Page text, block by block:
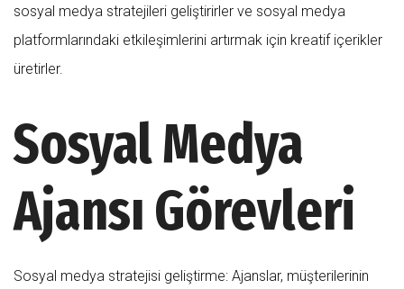
sosyal medya stratejileri geliştirirler ve sosyal medya
platformlarındaki etkileşimlerini artırmak için kreatif içerikler
üretirler.
Sosyal Medya
Ajansı Görevleri
Sosyal medya stratejisi geliştirme: Ajanslar, müşterilerinin